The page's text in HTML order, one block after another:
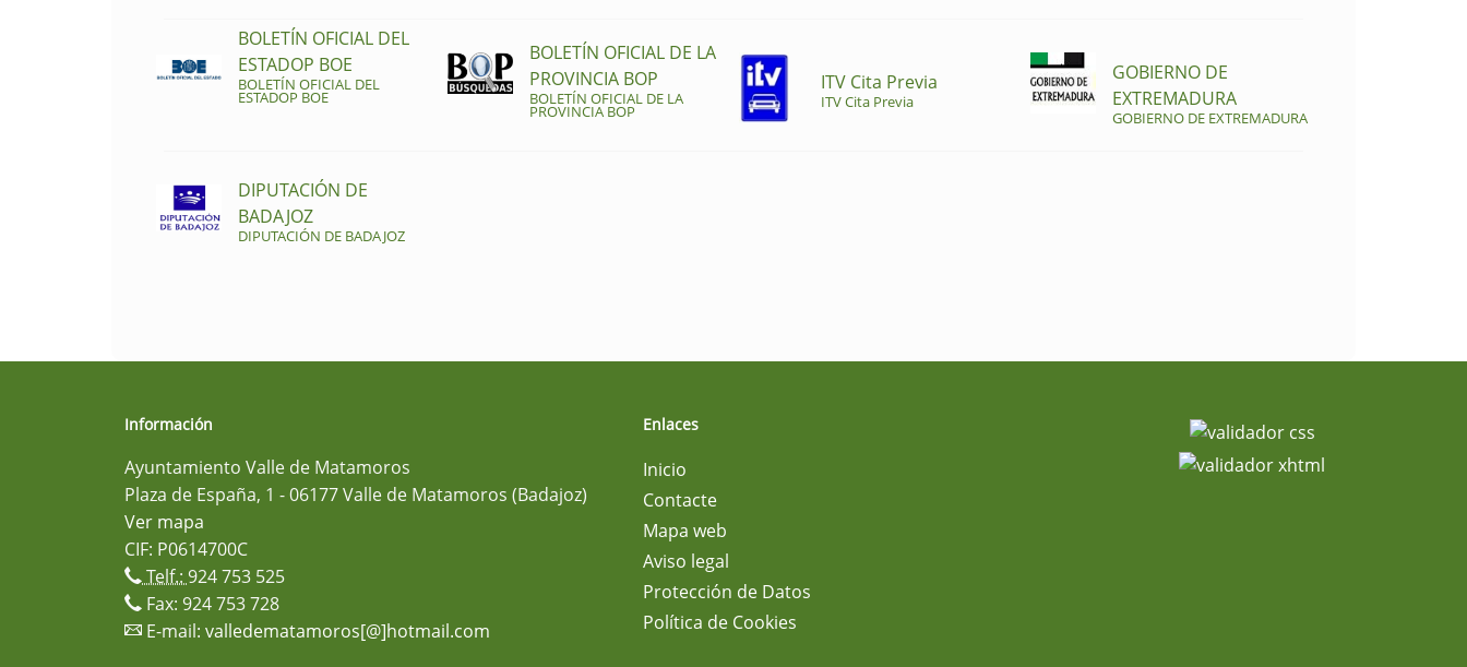
BOLETÍN OFICIAL DEL
ESTADOP BOE
BOLETÍN OFICIAL DEL
ESTADOP BOE
BOLETÍN OFICIAL DE LA
PROVINCIA BOP
BOLETÍN OFICIAL DE LA
PROVINCIA BOP
ITV Cita Previa
ITV Cita Previa
GOBIERNO DE
EXTREMADURA
GOBIERNO DE EXTREMADURA
DIPUTACIÓN DE
BADAJOZ
DIPUTACIÓN DE BADAJOZ
Información
Ayuntamiento Valle de Matamoros
Plaza de España, 1 - 06177 Valle de Matamoros (Badajoz)
Ver mapa
CIF: P0614700C
Telf.: 924 753 525
Fax: 924 753 728
E-mail: valledematamoros[@]hotmail.com
Enlaces
Inicio
Contacte
Mapa web
Aviso legal
Protección de Datos
Política de Cookies